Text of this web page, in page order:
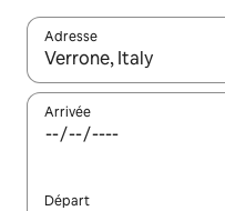
Adresse
Lorsque les résultats
Arrivée
Départ